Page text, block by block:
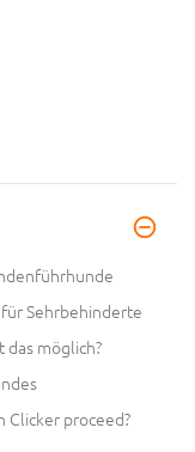
Sehrbehinderte
das möglich?
proceed?